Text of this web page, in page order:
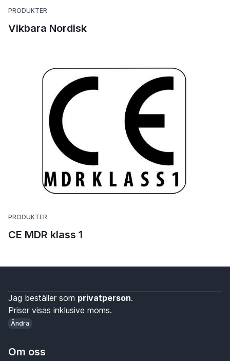
PRODUKTER
Vikbara Nordisk
PRODUKTER
CE MDR klass 1
Jag beställer som privatperson.
Priser visas inklusive moms.
Ändra
Om oss